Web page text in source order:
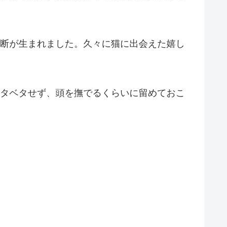
が生まれました。久々に猫に出会えた嬉し
ベタせず、頭を撫でるくらいに留めておこ